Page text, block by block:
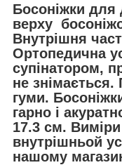
Босоніжки для
верху
Внутрішня
Ортопедична
супінатором,
не знімається.
гуми.
гарно і
17.3 см.
внутрішньой
нашому